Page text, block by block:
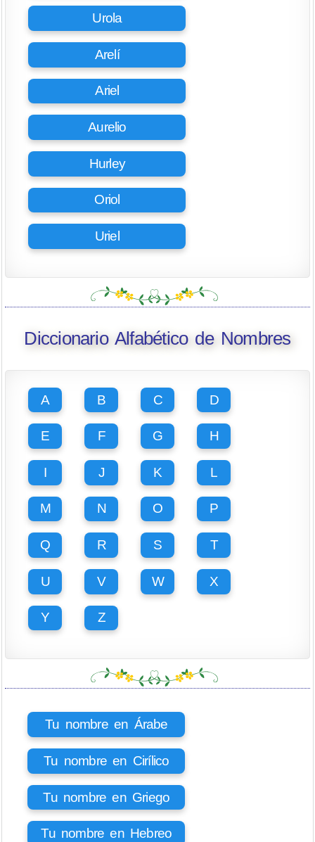
Urola
Arelí
Ariel
Aurelio
Hurley
Oriol
Uriel
Diccionario Alfabético de Nombres
A B C D
E F G H
I J K L
M N O P
Q R S T
U V W X
Y Z
Tu nombre en Árabe
Tu nombre en Cirílico
Tu nombre en Griego
Tu nombre en Hebreo